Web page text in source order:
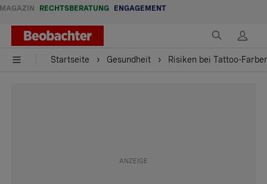
MAGAZIN RECHTSBERATUNG ENGAGEMENT
Startseite Gesundheit Risiken bei Tattoo-